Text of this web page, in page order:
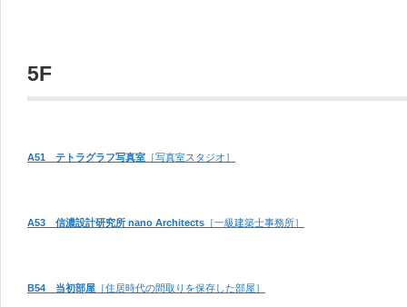
5F
A51 テトラグラフ写真室 ［写真室スタジオ］
A53 信濃設計研究所 nano Architects ［一級建築士事務所］
B54 当初部屋 ［住居時代の間取りを保存した部屋］